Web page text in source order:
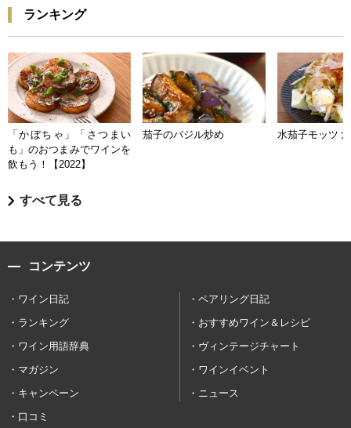
ランキング
「かぼちゃ」「さつまい
も」のおつまみでワインを
飲もう！【2022】
茄子のバジル炒め 水茄子モッツァ
すべて見る
コンテンツ
ワイン日記
ペアリング日記
ランキング
おすすめワイン＆レシピ
ワイン用語辞典
ヴィンテージチャート
マガジン
ワインイベント
キャンペーン
ニュース
口コミ